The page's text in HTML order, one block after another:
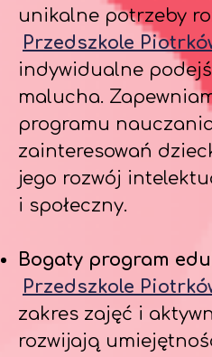
unikalne potrzeby
Przedszkole
indywidualne
malucha.
programu
zainteresowań
jego rozwój
i społeczny.
Bogaty program
Przedszkole
zakres zajęć i
rozwijają